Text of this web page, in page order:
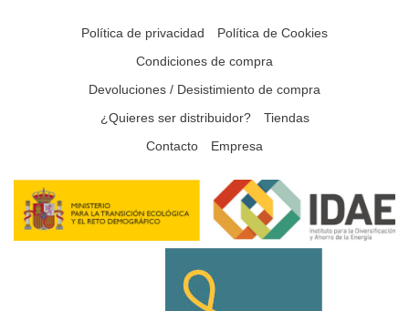
Política de privacidad
Política de Cookies
Condiciones de compra
Devoluciones / Desistimiento de compra
¿Quieres ser distribuidor?
Tiendas
Contacto
Empresa